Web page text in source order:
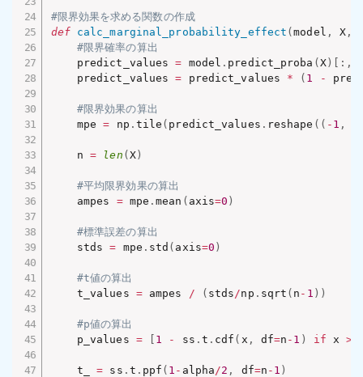
#限界効果を求める関数の作成
def
calc_marginal_probability_effect (model , X ,
#限界確率の算出
    predict_values
= model . predict_proba (X) [ : ,
    predict_values
= predict_values * ( 1 -
#限界効果の算出
    mpe
= np . tile ( predict_values . reshape ( ( - 1 ,
    n
= len (X)
#平均限界効果の算出
    ampes
= mpe .mean ( axis=0 )
#標準誤差の算出
    stds
= mpe . std ( axis=0 )
#t値の算出
    t_values
= ampes / ( stds /np . sqrt ( n - 1 ) )
#p値の算出
    p_values
= [ 1 - ss . t . cdf ( x , df=n - 1 ) if x >
    t_
= ss . t . ppf ( 1 - alpha /2 , df=n - 1 )